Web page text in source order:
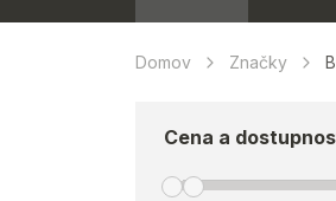
Domov Značky
Cena a